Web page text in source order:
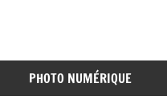
PHOTO NUMÉRIQUE